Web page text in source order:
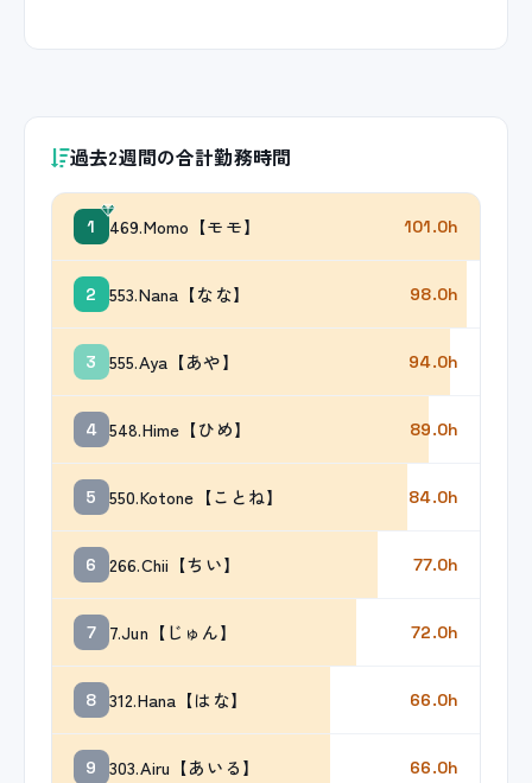
過去2週間の合計勤務時間
1 469.Momo【モモ】 101.0h
2 553.Nana【なな】 98.0h
3 555.Aya【あや】 94.0h
4 548.Hime【ひめ】 89.0h
5 550.Kotone【ことね】 84.0h
6 266.Chii【ちい】 77.0h
7 7.Jun【じゅん】 72.0h
8 312.Hana【はな】 66.0h
9 303.Airu【あいる】 66.0h